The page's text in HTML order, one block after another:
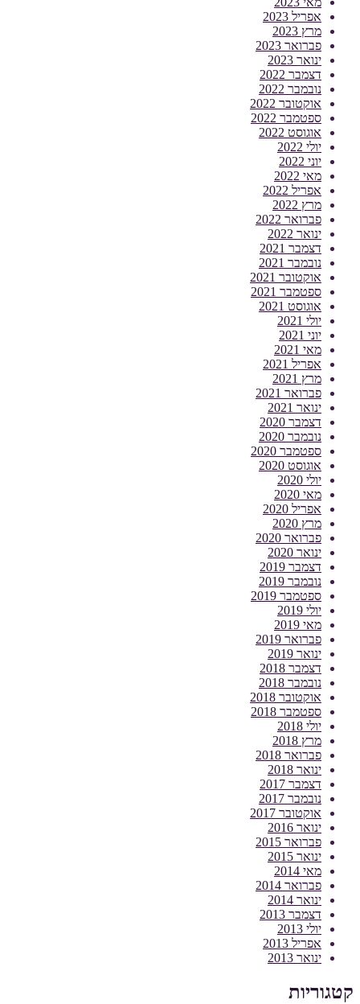
אפריל 2023
מרץ 2023
פברואר 2023
ינואר 2023
דצמבר 2022
נובמבר 2022
אוקטובר 2022
ספטמבר 2022
אוגוסט 2022
יולי 2022
יוני 2022
מאי 2022
אפריל 2022
מרץ 2022
פברואר 2022
ינואר 2022
דצמבר 2021
נובמבר 2021
אוקטובר 2021
ספטמבר 2021
אוגוסט 2021
יולי 2021
יוני 2021
מאי 2021
אפריל 2021
מרץ 2021
פברואר 2021
ינואר 2021
דצמבר 2020
נובמבר 2020
ספטמבר 2020
אוגוסט 2020
יולי 2020
מאי 2020
אפריל 2020
מרץ 2020
פברואר 2020
ינואר 2020
דצמבר 2019
נובמבר 2019
ספטמבר 2019
יולי 2019
מאי 2019
פברואר 2019
ינואר 2019
דצמבר 2018
נובמבר 2018
אוקטובר 2018
ספטמבר 2018
יולי 2018
מרץ 2018
פברואר 2018
ינואר 2018
דצמבר 2017
נובמבר 2017
אוקטובר 2017
ינואר 2016
פברואר 2015
ינואר 2015
מאי 2014
פברואר 2014
ינואר 2014
דצמבר 2013
יולי 2013
אפריל 2013
ינואר 2013
קטגוריות